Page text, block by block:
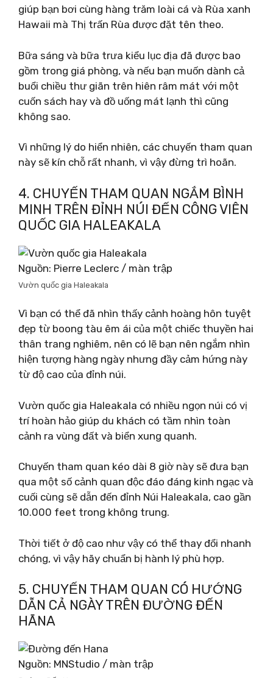
giúp bạn bơi cùng hàng trăm loài cá và Rùa xanh
Hawaii mà Thị trấn Rùa được đặt tên theo.
Bữa sáng và bữa trưa kiểu lục địa đã được bao
gồm trong giá phòng, và nếu bạn muốn dành cả
buổi chiều thư giãn trên hiên râm mát với một
cuốn sách hay và đồ uống mát lạnh thì cũng
không sao.
Vì những lý do hiển nhiên, các chuyến tham quan
này sẽ kín chỗ rất nhanh, vì vậy đừng trì hoãn.
4. CHUYẾN THAM QUAN NGẮM BÌNH
MINH TRÊN ĐỈNH NÚI ĐẾN CÔNG VIÊN
QUỐC GIA HALEAKALA
Nguồn: Pierre Leclerc / màn trập
Vườn quốc gia Haleakala
Vì bạn có thể đã nhìn thấy cảnh hoàng hôn tuyệt
đẹp từ boong tàu êm ái của một chiếc thuyền hai
thân trang nghiêm, nên có lẽ bạn nên ngắm nhìn
hiện tượng hàng ngày nhưng đầy cảm hứng này
từ độ cao của đỉnh núi.
Vườn quốc gia Haleakala có nhiều ngọn núi có vị
trí hoàn hảo giúp du khách có tầm nhìn toàn
cảnh ra vùng đất và biển xung quanh.
Chuyến tham quan kéo dài 8 giờ này sẽ đưa bạn
qua một số cảnh quan độc đáo đáng kinh ngạc và
cuối cùng sẽ dẫn đến đỉnh Núi Haleakala, cao gần
10.000 feet trong không trung.
Thời tiết ở độ cao như vậy có thể thay đổi nhanh
chóng, vì vậy hãy chuẩn bị hành lý phù hợp.
5. CHUYẾN THAM QUAN CÓ HƯỚNG
DẪN CẢ NGÀY TRÊN ĐƯỜNG ĐẾN
HĀNA
Nguồn: MNStudio / màn trập